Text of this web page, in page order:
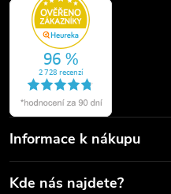
Informace k nákupu
Kde nás najdete?